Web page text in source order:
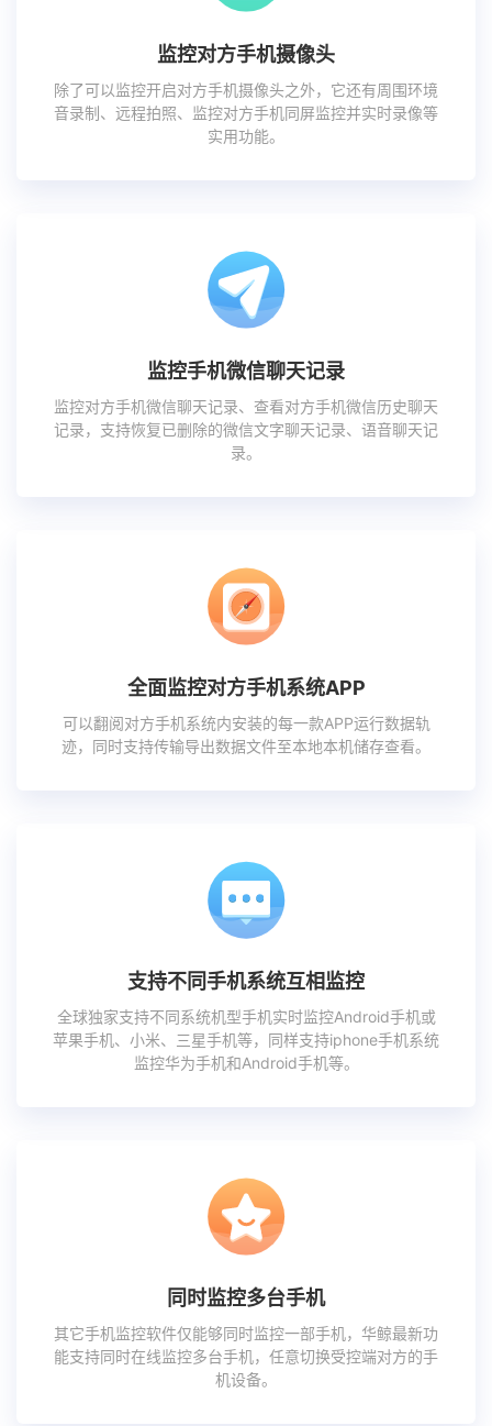
监控对方手机摄像头
除了可以监控开启对方手机摄像头之外，它还有周围环境
音录制、远程拍照、监控对方手机同屏监控并实时录像等
实用功能。
监控手机微信聊天记录
监控对方手机微信聊天记录、查看对方手机微信历史聊天
记录，支持恢复已删除的微信文字聊天记录、语音聊天记
录。
全面监控对方手机系统APP
可以翻阅对方手机系统内安装的每一款APP运行数据轨
迹，同时支持传输导出数据文件至本地本机储存查看。
支持不同手机系统互相监控
全球独家支持不同系统机型手机实时监控Android手机或
苹果手机、小米、三星手机等，同样支持iphone手机系统
监控华为手机和Android手机等。
同时监控多台手机
其它手机监控软件仅能够同时监控一部手机，华鲸最新功
能支持同时在线监控多台手机，任意切换受控端对方的手
机设备。